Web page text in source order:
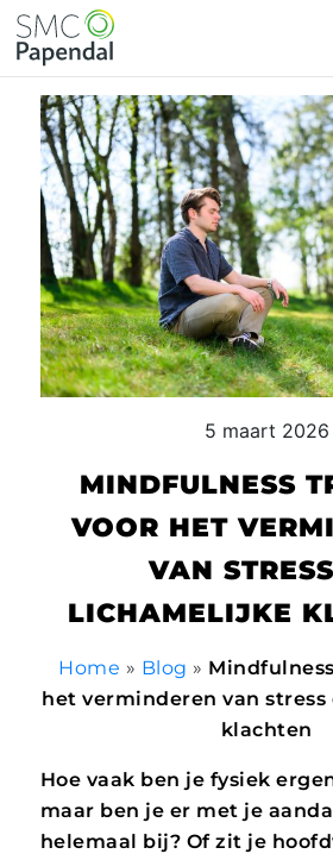
5 maart 2026
MINDFULNESS
VOOR HET
VAN
LICHAMELIJKE
Home » Blog »
het verminderen van
klachten
Hoe vaak ben je fysiek
maar ben je er met je
helemaal bij? Of zit je